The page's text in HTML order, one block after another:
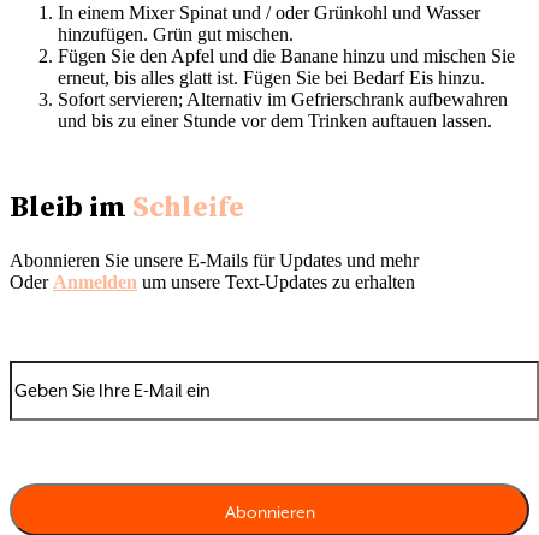
In einem Mixer Spinat und / oder Grünkohl und Wasser
hinzufügen. Grün gut mischen.
Fügen Sie den Apfel und die Banane hinzu und mischen Sie
erneut, bis alles glatt ist. Fügen Sie bei Bedarf Eis hinzu.
Sofort servieren; Alternativ im Gefrierschrank aufbewahren
und bis zu einer Stunde vor dem Trinken auftauen lassen.
Bleib im Schleife
Abonnieren Sie unsere E-Mails für Updates und mehr
Oder Anmelden um unsere Text-Updates zu erhalten